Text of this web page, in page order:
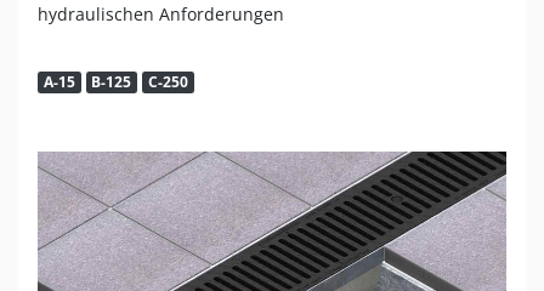
hydraulischen Anforderungen
A-15 B-125 C-250